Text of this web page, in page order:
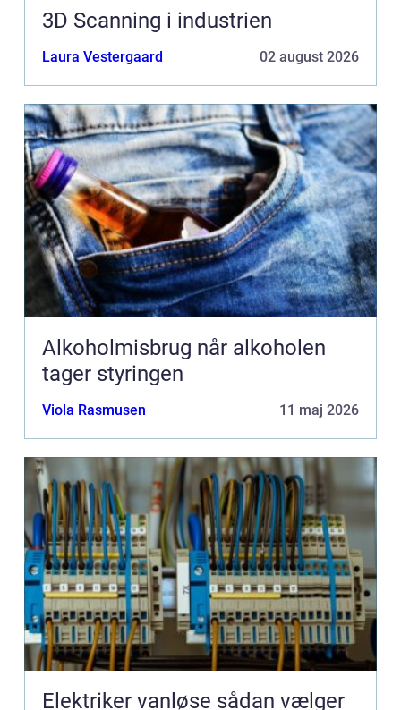
3D Scanning i industrien
Laura Vestergaard 02 august 2026
Alkoholmisbrug når alkoholen
tager styringen
Viola Rasmusen 11 maj 2026
Elektriker vanløse sådan vælger